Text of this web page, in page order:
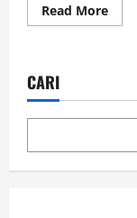
Read MoreRead
more
8
2026
CARI